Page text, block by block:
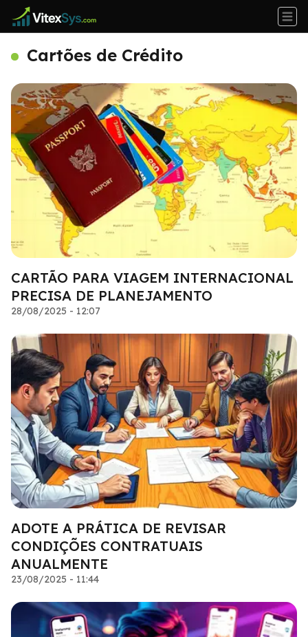
Cartões de Crédito
CARTÃO PARA VIAGEM INTERNACIONAL
PRECISA DE PLANEJAMENTO
28/08/2025 - 12:07
ADOTE A PRÁTICA DE REVISAR
CONDIÇÕES CONTRATUAIS
ANUALMENTE
23/08/2025 - 11:44